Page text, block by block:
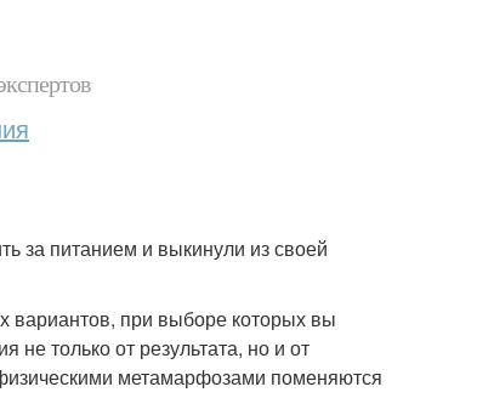
за питанием и выкинули из своей
вариантов, при выборе которых вы
не только от результата, но и от
метамарфозами поменяются